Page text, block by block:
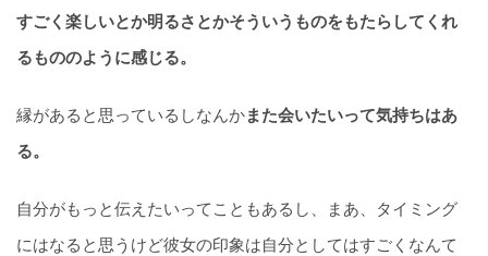
すごく楽しいとか明るさとかそういうものをもたらしてくれ
るもののように感じる。
縁があると思っているしなんかまた会いたいって気持ちはあ
る。
自分がもっと伝えたいってこともあるし、まあ、タイミング
にはなると思うけど彼女の印象は自分としてはすごくなんて